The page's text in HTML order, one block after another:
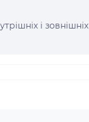
і зовнішніх